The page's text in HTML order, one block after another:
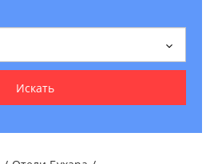
Искать